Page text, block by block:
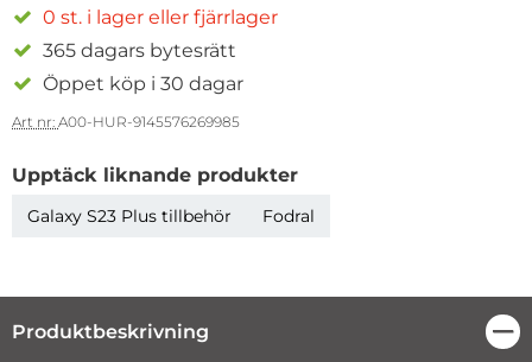
0 st. i lager eller fjärrlager
365 dagars bytesrätt
Öppet köp i 30 dagar
Art nr: A00-HUR-9145576269985
Upptäck liknande produkter
Galaxy S23 Plus tillbehör Fodral
Produktbeskrivning